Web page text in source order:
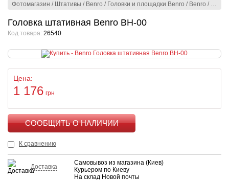
Фотомагазин / Штативы / Benro / Головки и площадки Benro / Benro /
Головка штативная Benro BH-00
Код товара: 26540
Цена:
1 176 грн
К сравнению
Доставка
Самовывоз из магазина (Киев)
Курьером по Киеву
На склад Новой почты